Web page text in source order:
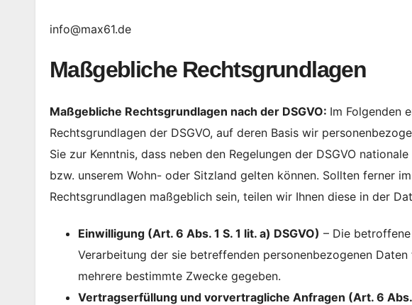
info@max61.de
Maßgebliche Rechtsgrundlagen
Maßgebliche Rechtsgrundlagen nach der DSGVO: Im Folgenden
Rechtsgrundlagen der DSGVO, auf deren Basis wir
Sie zur Kenntnis, dass neben den Regelungen der DSGVO
bzw. unserem Wohn- oder Sitzland gelten können. Sollten ferner
Rechtsgrundlagen maßgeblich sein, teilen wir Ihnen diese in der
Einwilligung (Art. 6 Abs. 1 S. 1 lit. a) DSGVO) – Die
Verarbeitung der sie betreffenden personenbezogenen
mehrere bestimmte Zwecke gegeben.
Vertragserfüllung und vorvertragliche Anfragen (Art. 6 Abs.